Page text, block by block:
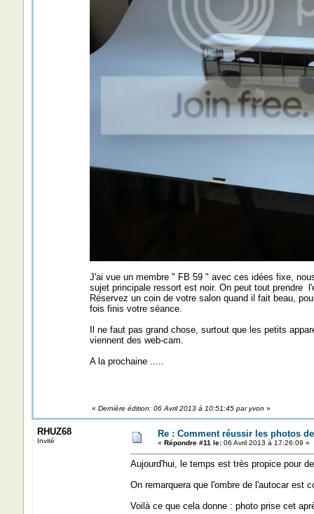
J'ai vue un membre " FB 59 " avec ces idées fixe,
sujet principale ressort est noir. On peut tout prendre
Réservez un coin de votre salon quand il fait beau,
fois finis votre séance.
Il ne faut pas grand chose, surtout que les petits
viennent des web-cam.
A la prochaine .....
« Dernière édition: 06 Avril 2013 à 10:51:45 par yvon »
RHUZ68
Invité
Re : Comment réussir les photos
« Répondre #11 le:06 Avril 2013 à 17:26:09 »
Aujourd'hui, le temps est très propice pour
On remarquera que l'ombre de l'autocar est
Voilà ce que cela donne : photo prise cet